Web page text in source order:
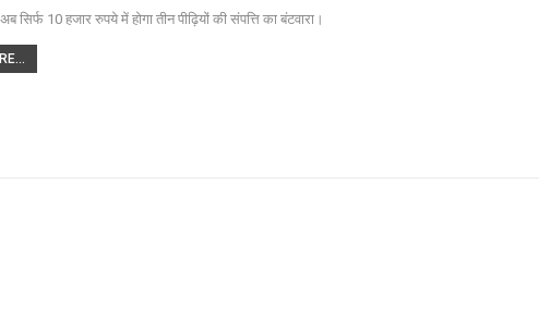
सिर्फ 10 हजार रुपये में होगा तीन पीढ़ियों की संपत्ति का बंटवारा।